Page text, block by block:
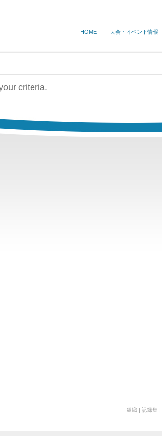
HOME 大会・イベント情報
criteria.
組織 | 記録集 |